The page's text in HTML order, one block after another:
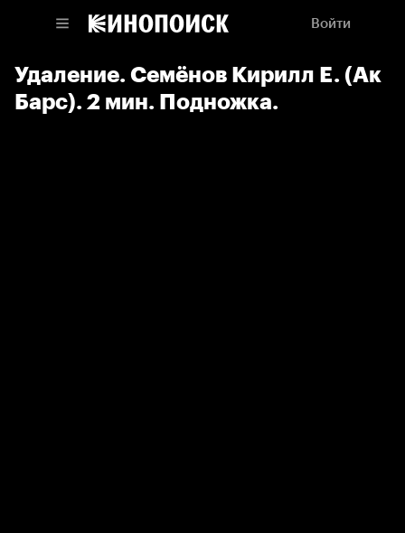
Войти
Удаление. Семёнов Кирилл Е. (Ак
Барс). 2 мин. Подножка.